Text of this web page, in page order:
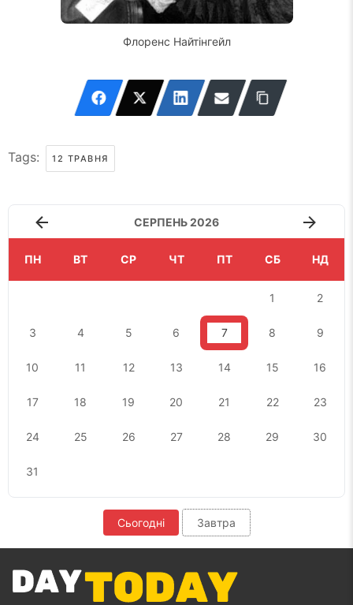
Флоренс Найтінгейл
Tags: 12 ТРАВНЯ
СЕРПЕНЬ 2026
ПН ВТ СР ЧТ ПТ СБ НД
1 2
3 4 5 6 7 8 9
10 11 12 13 14 15 16
17 18 19 20 21 22 23
24 25 26 27 28 29 30
31
Сьогодні Завтра